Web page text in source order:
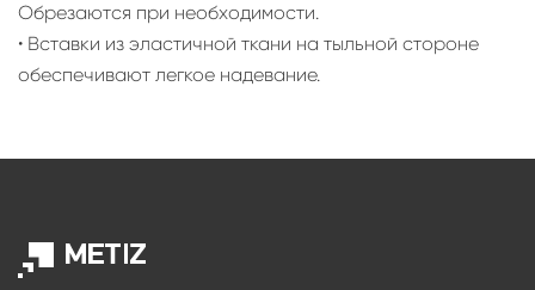
Обрезаются при необходимости.
• Вставки из эластичной ткани на тыльной стороне
обеспечивают легкое надевание.